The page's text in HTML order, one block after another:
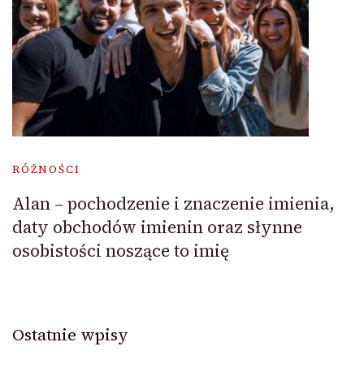
RÓŻNOŚCI
Alan – pochodzenie i znaczenie imienia,
daty obchodów imienin oraz słynne
osobistości noszące to imię
Ostatnie wpisy